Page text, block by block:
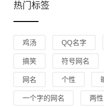
热门标签
鸡汤 QQ名字
搞笑 符号网名
网名 个性
一个字的网名 两性